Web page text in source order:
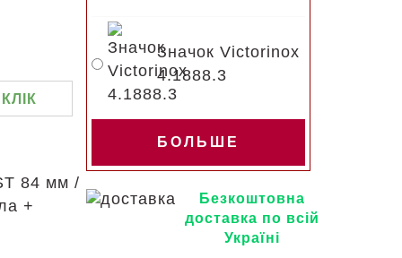
84 мм /
+
Значок Victorinox
4.1888.3
БОЛЬШЕ
Безкоштовна
доставка по всій
Україні